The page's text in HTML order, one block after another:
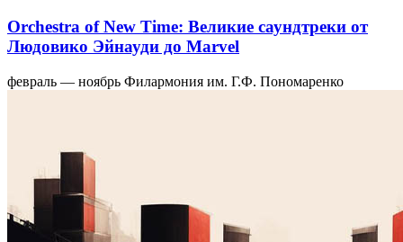
Orchestra of New Time: Великие саундтреки от
Людовико Эйнауди до Marvel
февраль — ноябрь Филармония им. Г.Ф. Пономаренко